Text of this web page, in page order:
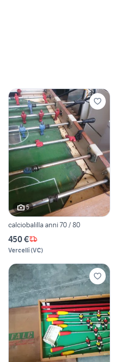
5
calciobalilla anni 70 / 80
450 €
Vercelli(VC)